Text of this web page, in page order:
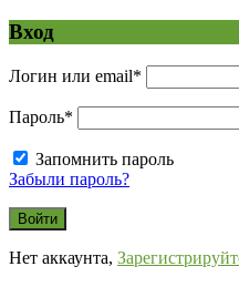
Вход
Логин или email*
Пароль*
Запомнить пароль
Забыли пароль?
Нет аккаунта,